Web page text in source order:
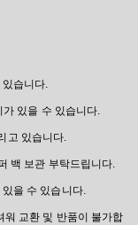
습니다.
있을 수 있습니다.
고 있습니다.
백 보관 부탁드립니다.
을 수 있습니다.
워 교환 및 반품이 불가합